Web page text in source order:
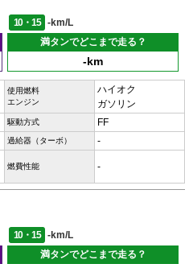
10・15
-km/L
満タンでどこまで走る？
-km
使用燃料
エンジン
ハイオク
ガソリン
駆動方式 FF
過給器（ターボ） -
燃費性能 -
10・15
-km/L
満タンでどこまで走る？